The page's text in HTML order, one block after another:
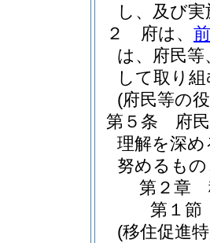
し、及び
２
府は、
は、府民
して取り
(府民等の
第５条
府
理解を深
努めるも
第２章
第１節
(移住促進